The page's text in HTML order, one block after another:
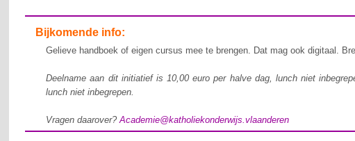
Bijkomende info:
Gelieve handboek of eigen cursus mee te brengen. Dat mag ook digitaal.
Deelname aan dit initiatief is 10,00 euro per halve dag, lunch niet
lunch niet inbegrepen.
Vragen daarover?Academie@katholiekonderwijs.vlaanderen